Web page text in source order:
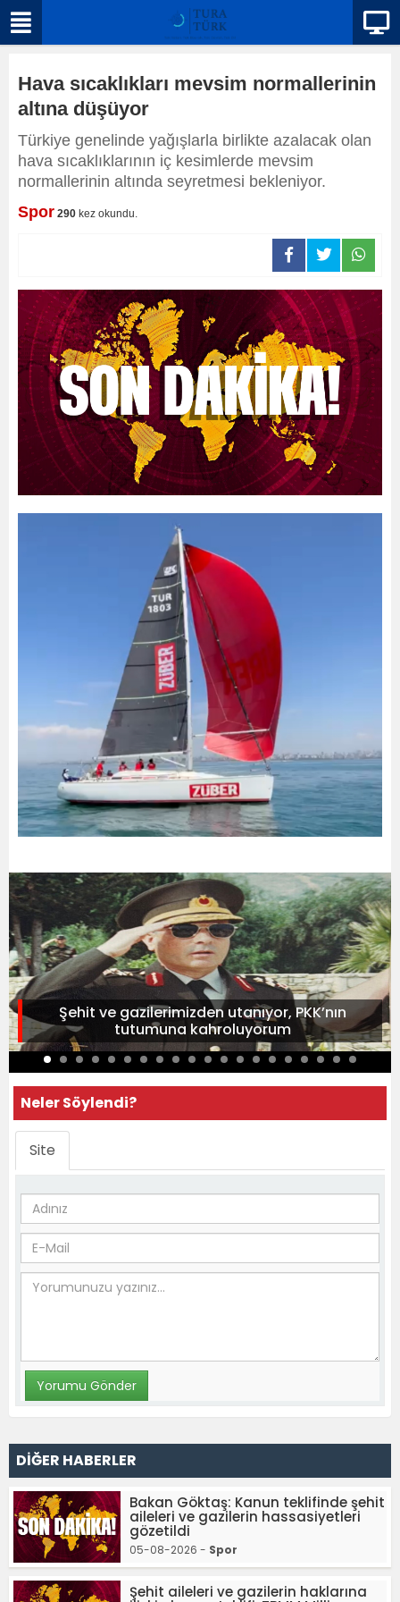
Hava sıcaklıkları mevsim normallerinin
altına düşüyor
Türkiye genelinde yağışlarla birlikte azalacak olan
hava sıcaklıklarının iç kesimlerde mevsim
normallerinin altında seyretmesi bekleniyor.
Spor 290 kez okundu.
Şehit ve gazilerimizden utanıyor, PKK’nın
tutumuna kahroluyorum
Neler Söylendi?
Site
DİĞER HABERLER
Bakan Göktaş: Kanun teklifinde şehit
aileleri ve gazilerin hassasiyetleri
gözetildi
05-08-2026 - Spor
Şehit aileleri ve gazilerin haklarına